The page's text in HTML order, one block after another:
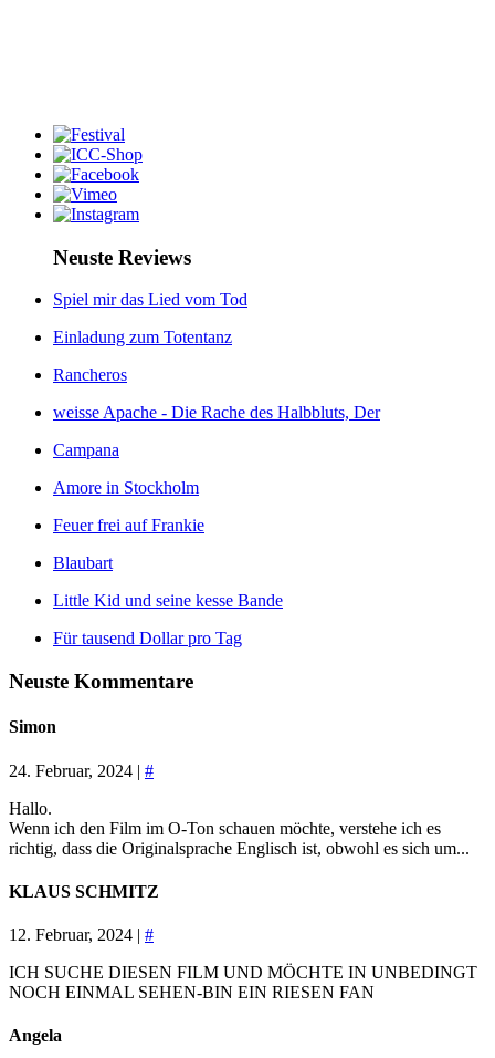
Neuste Reviews
Spiel mir das Lied vom Tod
Einladung zum Totentanz
Rancheros
weisse Apache - Die Rache des Halbbluts, Der
Campana
Amore in Stockholm
Feuer frei auf Frankie
Blaubart
Little Kid und seine kesse Bande
Für tausend Dollar pro Tag
Neuste Kommentare
Simon
24. Februar, 2024 | #
Hallo.
Wenn ich den Film im O-Ton schauen möchte, verstehe ich es
richtig, dass die Originalsprache Englisch ist, obwohl es sich um...
KLAUS SCHMITZ
12. Februar, 2024 | #
ICH SUCHE DIESEN FILM UND MÖCHTE IN UNBEDINGT
NOCH EINMAL SEHEN-BIN EIN RIESEN FAN
Angela